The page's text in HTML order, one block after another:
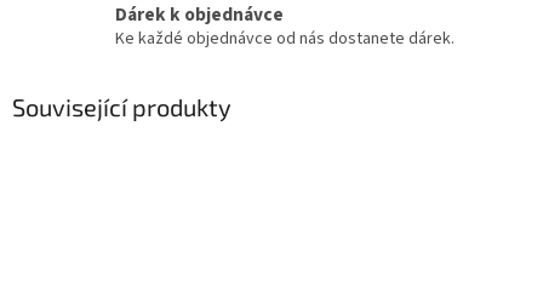
Dárek k objednávce
Ke každé objednávce od nás dostanete dárek.
Související produkty